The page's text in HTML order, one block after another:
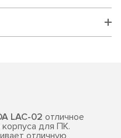
LAC-02 отличное
для ПК.
отличную